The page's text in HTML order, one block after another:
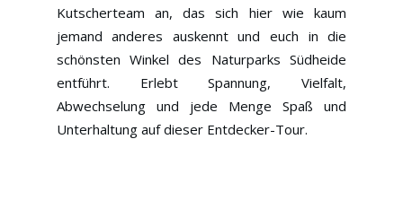
Kutscherteam an, das sich hier wie kaum
jemand anderes auskennt und euch in die
schönsten Winkel des Naturparks Südheide
entführt. Erlebt Spannung, Vielfalt,
Abwechselung und jede Menge Spaß und
Unterhaltung auf dieser Entdecker-Tour.